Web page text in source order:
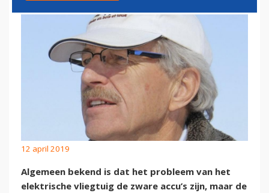
12 april 2019
Algemeen bekend is dat het probleem van het
elektrische vliegtuig de zware accu’s zijn, maar de